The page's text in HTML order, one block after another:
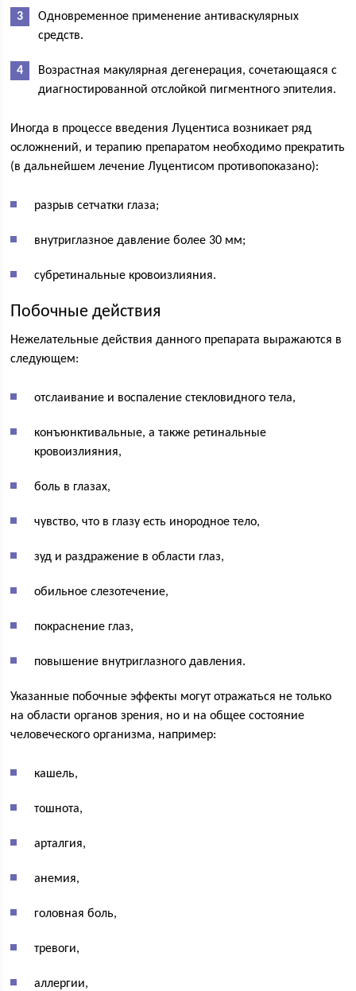
Одновременное применение антиваскулярных
средств.
Возрастная макулярная дегенерация, сочетающаяся с
диагностированной отслойкой пигментного эпителия.
Иногда в процессе введения Луцентиса возникает ряд
осложнений, и терапию препаратом необходимо прекратить
(в дальнейшем лечение Луцентисом противопоказано):
разрыв сетчатки глаза;
внутриглазное давление более 30 мм;
субретинальные кровоизлияния.
Побочные действия
Нежелательные действия данного препарата выражаются в
следующем:
отслаивание и воспаление стекловидного тела,
конъюнктивальные, а также ретинальные
кровоизлияния,
боль в глазах,
чувство, что в глазу есть инородное тело,
зуд и раздражение в области глаз,
обильное слезотечение,
покраснение глаз,
повышение внутриглазного давления.
Указанные побочные эффекты могут отражаться не только
на области органов зрения, но и на общее состояние
человеческого организма, например:
кашель,
тошнота,
арталгия,
анемия,
головная боль,
тревоги,
аллергии,